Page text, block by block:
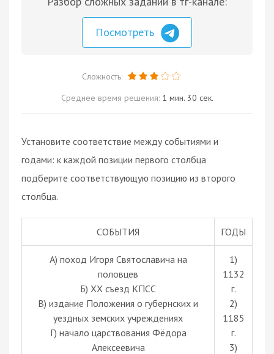
Посмотреть
Сложность:
Среднее время решения: 1 мин. 30 сек.
Установите соответствие между событиями и
годами: к каждой позиции первого столбца
подберите соответствующую позицию из второго
столбца.
СОБЫТИЯ ГОДЫ
А) поход Игоря Святославича на
половцев
Б) XX съезд КПСС
В) издание Положения о губернских и
уездных земских учреждениях
Г) начало царствования Фёдора
Алексеевича
1)
1132
г.
2)
1185
г.
3)